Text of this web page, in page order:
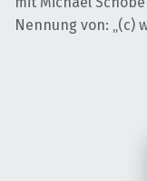
Nennung von: „(c)